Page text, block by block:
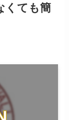
くても簡